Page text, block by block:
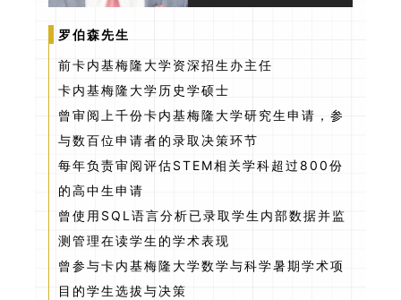
罗伯森先生
前卡内基梅隆大学资深招生办主任
卡内基梅隆大学历史学硕士
曾审阅上千份卡内基梅隆大学研究生申请，参
与数百位申请者的录取决策环节
每年负责审阅评估STEM相关学科超过800份
的高中生申请
曾使用SQL语言分析已录取学生内部数据并监
测管理在读学生的学术表现
曾参与卡内基梅隆大学数学与科学暑期学术项
目的学生选拔与决策